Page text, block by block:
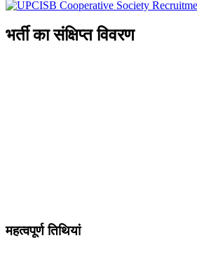
भर्ती का संक्षिप्त विवरण
महत्वपूर्ण तिथियां